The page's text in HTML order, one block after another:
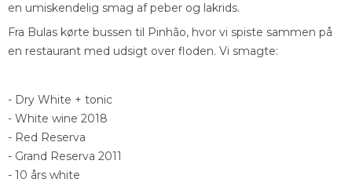
en umiskendelig smag af peber og lakrids.
Fra Bulas kørte bussen til Pinhão, hvor vi spiste sammen på
en restaurant med udsigt over floden. Vi smagte:
- Dry White + tonic
- White wine 2018
- Red Reserva
- Grand Reserva 2011
- 10 års white